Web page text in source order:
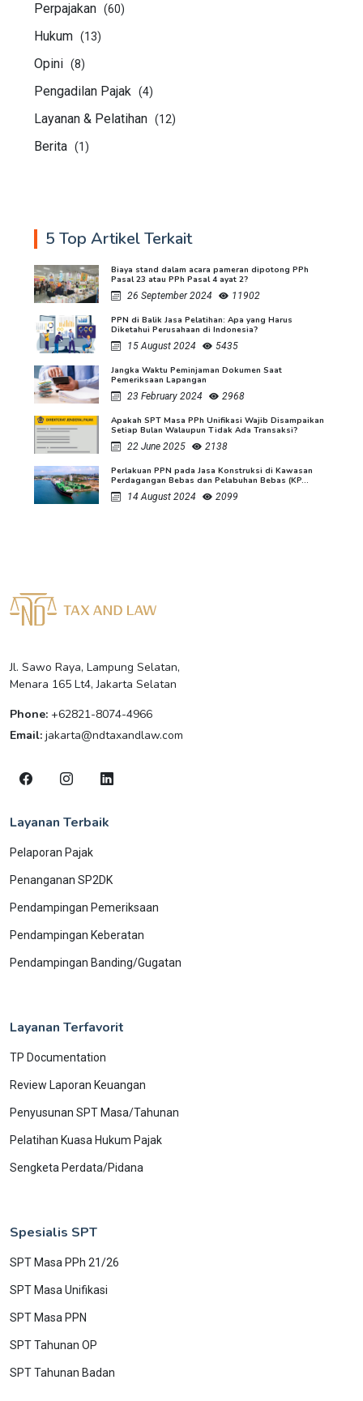
Perpajakan (60)
Hukum (13)
Opini (8)
Pengadilan Pajak (4)
Layanan & Pelatihan (12)
Berita (1)
5 Top Artikel Terkait
Biaya stand dalam acara pameran dipotong PPh
Pasal 23 atau PPh Pasal 4 ayat 2?
26 September 2024
11902
PPN di Balik Jasa Pelatihan: Apa yang Harus
Diketahui Perusahaan di Indonesia?
15 August 2024
5435
Jangka Waktu Peminjaman Dokumen Saat
Pemeriksaan Lapangan
23 February 2024
2968
Apakah SPT Masa PPh Unifikasi Wajib Disampaikan
Setiap Bulan Walaupun Tidak Ada Transaksi?
22 June 2025
2138
Perlakuan PPN pada Jasa Konstruksi di Kawasan
Perdagangan Bebas dan Pelabuhan Bebas (KP...
14 August 2024
2099
Jl. Sawo Raya, Lampung Selatan,
Menara 165 Lt4, Jakarta Selatan
Phone: +62821-8074-4966
Email: jakarta@ndtaxandlaw.com
Layanan Terbaik
Pelaporan Pajak
Penanganan SP2DK
Pendampingan Pemeriksaan
Pendampingan Keberatan
Pendampingan Banding/Gugatan
Layanan Terfavorit
TP Documentation
Review Laporan Keuangan
Penyusunan SPT Masa/Tahunan
Pelatihan Kuasa Hukum Pajak
Sengketa Perdata/Pidana
Spesialis SPT
SPT Masa PPh 21/26
SPT Masa Unifikasi
SPT Masa PPN
SPT Tahunan OP
SPT Tahunan Badan